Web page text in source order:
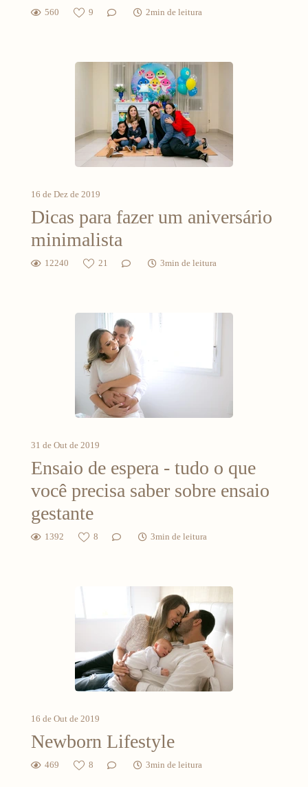
560 9 2min de leitura
16 de Dez de 2019
Dicas para fazer um aniversário
minimalista
12240 21 3min de leitura
31 de Out de 2019
Ensaio de espera - tudo o que
você precisa saber sobre ensaio
gestante
1392 8 3min de leitura
16 de Out de 2019
Newborn Lifestyle
469 8 3min de leitura